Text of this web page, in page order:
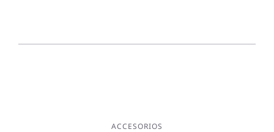
ACCESORIOS